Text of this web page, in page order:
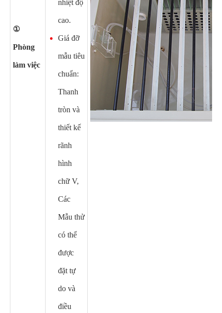
①
Phòng
làm việc
nhiệt độ
cao.
Giá đỡ
mẫu tiêu
chuẩn:
Thanh
tròn và
thiết kế
rãnh
hình
chữ V,
Các
Mẫu thử
có thể
được
đặt tự
do và
điều